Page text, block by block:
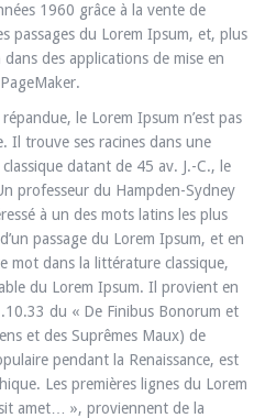
1960 grâce à la vente de
passages du Lorem Ipsum, et, plus
des applications de mise en
le Lorem Ipsum n’est pas
Il trouve ses racines dans une
datant de 45 av. J.-C., le
professeur du Hampden-Sydney
à un des mots latins les plus
passage du Lorem Ipsum, et en
mot dans la littérature classique,
du Lorem Ipsum. Il provient en
du « De Finibus Bonorum et
et des Suprêmes Maux) de
pendant la Renaissance, est
Les premières lignes du Lorem
amet… », proviennent de la